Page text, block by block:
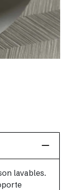
material y
lavables.